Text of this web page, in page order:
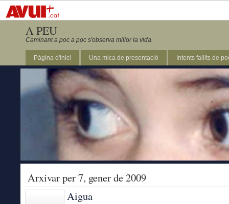
A PEU
Caminant a poc a poc s'observa millor la vida.
Pàgina d'inici Una mica de presentació Intents fallits de
Arxivar per 7, gener de 2009
Aigua